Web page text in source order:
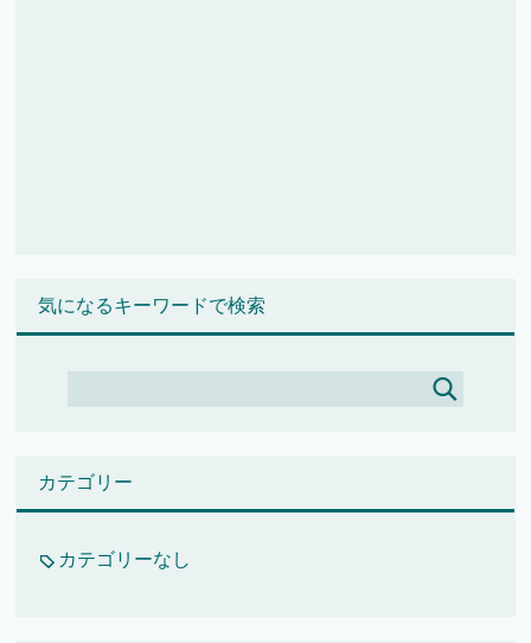
気になるキーワードで検索
カテゴリー
カテゴリーなし